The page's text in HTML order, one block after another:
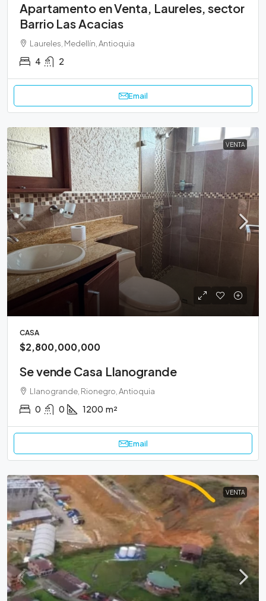
Apartamento en Venta, Laureles, sector
Barrio Las Acacias
Laureles, Medellín, Antioquia
4 2
Email
VENTA
CASA
$2,800,000,000
Se vende Casa Llanogrande
Llanogrande, Rionegro, Antioquia
0 0 1200 m²
Email
VENTA